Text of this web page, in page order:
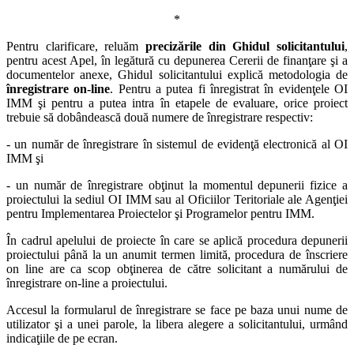
*
Pentru clarificare, reluăm precizările din Ghidul solicitantului,
pentru acest Apel, în legătură cu depunerea Cererii de finanţare şi a
documentelor anexe, Ghidul solicitantului explică metodologia de
înregistrare on-line. Pentru a putea fi înregistrat în evidenţele OI
IMM şi pentru a putea intra în etapele de evaluare, orice proiect
trebuie să dobândească două numere de înregistrare respectiv:
- un număr de înregistrare în sistemul de evidenţă electronică al OI
IMM şi
- un număr de înregistrare obţinut la momentul depunerii fizice a
proiectului la sediul OI IMM sau al Oficiilor Teritoriale ale Agenţiei
pentru Implementarea Proiectelor şi Programelor pentru IMM.
În cadrul apelului de proiecte în care se aplică procedura depunerii
proiectului până la un anumit termen limită, procedura de înscriere
on line are ca scop obţinerea de către solicitant a numărului de
înregistrare on-line a proiectului.
Accesul la formularul de înregistrare se face pe baza unui nume de
utilizator şi a unei parole, la libera alegere a solicitantului, urmând
indicaţiile de pe ecran.